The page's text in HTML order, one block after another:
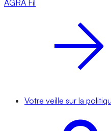
AGRA Fil
Votre veille sur la